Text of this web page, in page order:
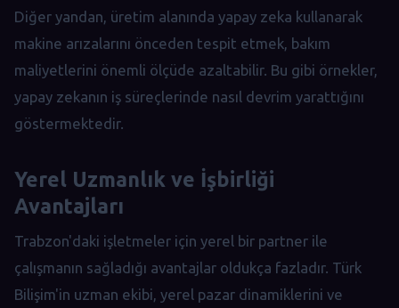
Diğer yandan, üretim alanında yapay zeka kullanarak
makine arızalarını önceden tespit etmek, bakım
maliyetlerini önemli ölçüde azaltabilir. Bu gibi örnekler,
yapay zekanın iş süreçlerinde nasıl devrim yarattığını
göstermektedir.
Yerel Uzmanlık ve İşbirliği
Avantajları
Trabzon'daki işletmeler için yerel bir partner ile
çalışmanın sağladığı avantajlar oldukça fazladır. Türk
Bilişim'in uzman ekibi, yerel pazar dinamiklerini ve